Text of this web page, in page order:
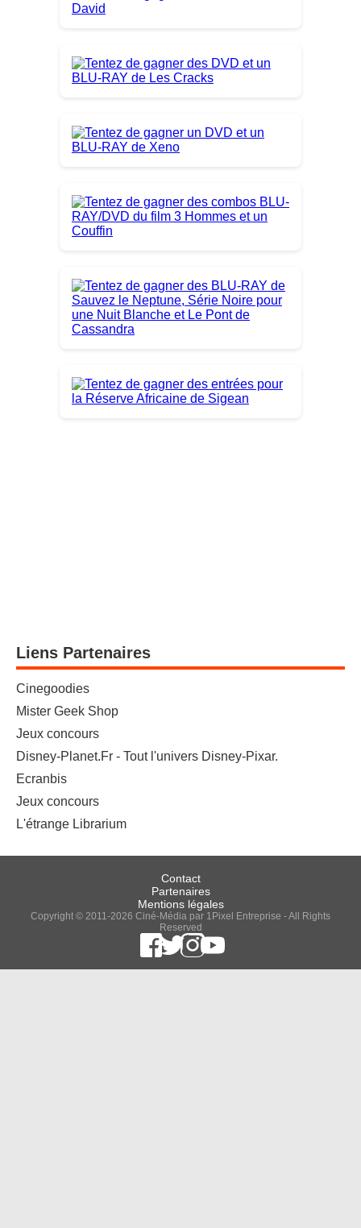
Liens Partenaires
Cinegoodies
Mister Geek Shop
Jeux concours
Disney-Planet.Fr - Tout l'univers Disney-Pixar.
Ecranbis
Jeux concours
L'étrange Librarium
Contact
Partenaires
Mentions légales
Copyright © 2011-2026 Ciné-Média par 1Pixel Entreprise - All Rights
Reserved